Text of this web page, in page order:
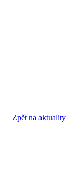
Zpět na aktuality